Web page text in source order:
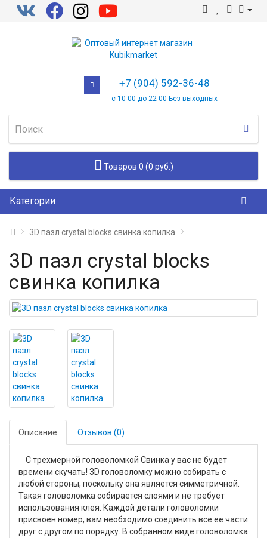
+7 (904) 592-36-48
с 10 00 до 22 00 Без выходных
Товаров 0 (0 руб.)
Категории
3D пазл crystal blocks свинка копилка
3D пазл crystal blocks
свинка копилка
Описание Отзывов (0)
С трехмерной головоломкой Свинка у вас не будет
времени скучать! 3D головоломку можно собирать с
любой стороны, поскольку она является симметричной.
Такая головоломка собирается слоями и не требует
использования клея. Каждой детали головоломки
присвоен номер, вам необходимо соединить все ее части
друг с другом по порядку. В собранном виде головоломка